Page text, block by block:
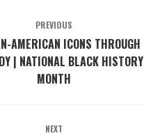
PREVIOUS
AMERICAN ICONS THROUGH
| NATIONAL BLACK HISTORY
MONTH
NEXT